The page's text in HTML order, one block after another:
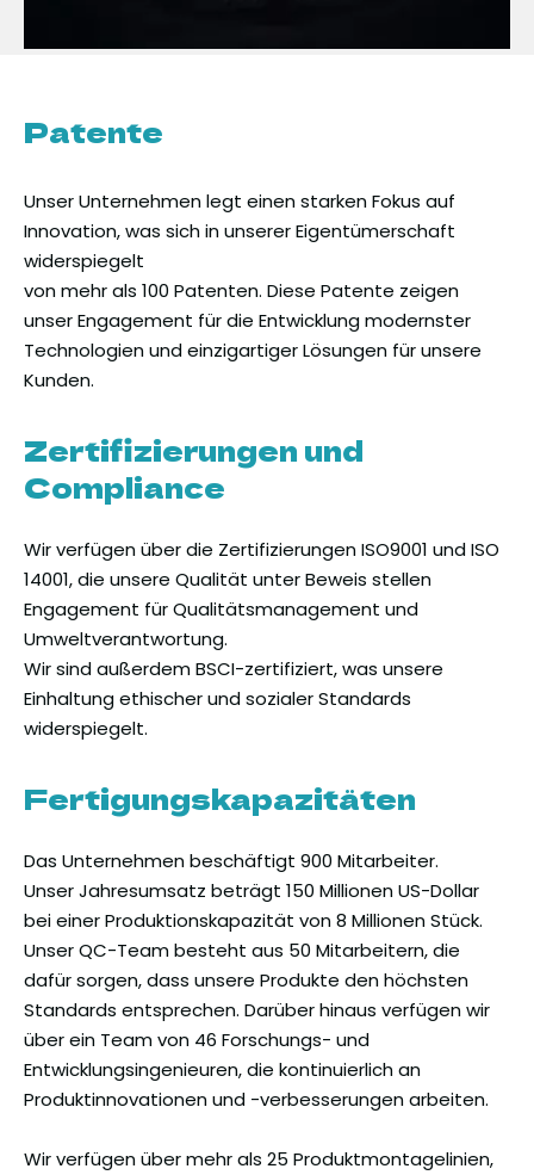
Patente
Unser Unternehmen legt einen starken Fokus auf
Innovation, was sich in unserer Eigentümerschaft
widerspiegelt
von mehr als 100 Patenten. Diese Patente zeigen
unser Engagement für die Entwicklung modernster
Technologien und einzigartiger Lösungen für unsere
Kunden.
Zertifizierungen und
Compliance
Wir verfügen über die Zertifizierungen ISO9001 und ISO
14001, die unsere Qualität unter Beweis stellen
Engagement für Qualitätsmanagement und
Umweltverantwortung.
Wir sind außerdem BSCI-zertifiziert, was unsere
Einhaltung ethischer und sozialer Standards
widerspiegelt.
Fertigungskapazitäten
Das Unternehmen beschäftigt 900 Mitarbeiter.
Unser Jahresumsatz beträgt 150 Millionen US-Dollar
bei einer Produktionskapazität von 8 Millionen Stück.
Unser QC-Team besteht aus 50 Mitarbeitern, die
dafür sorgen, dass unsere Produkte den höchsten
Standards entsprechen. Darüber hinaus verfügen wir
über ein Team von 46 Forschungs- und
Entwicklungsingenieuren, die kontinuierlich an
Produktinnovationen und -verbesserungen arbeiten.
Wir verfügen über mehr als 25 Produktmontagelinien,